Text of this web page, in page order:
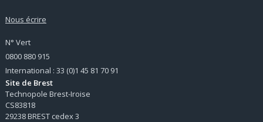
Nous écrire
N° Vert
0800 880 915
International : 33 (0)1 45 81 70 91
Site de Brest
Technopole Brest-Iroise
CS83818
29238 BREST cedex 3